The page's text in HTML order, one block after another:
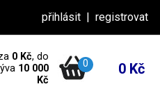
přihlásit | registrovat
0 Kč, do
10 000
Kč
0 0 Kč